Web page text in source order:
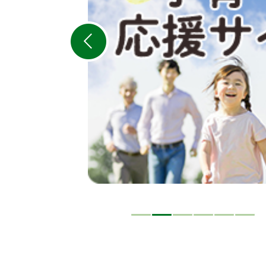
ス
ラ